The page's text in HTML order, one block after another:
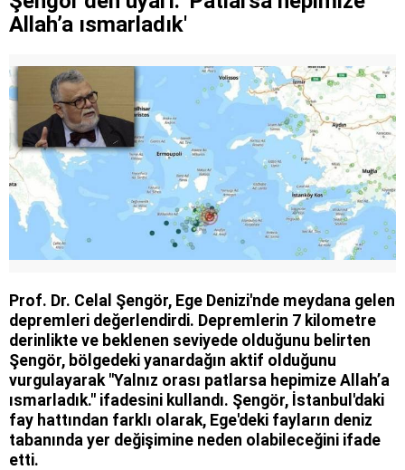
Allah’a ısmarladık'
Prof. Dr. Celal Şengör, Ege Denizi'nde meydana gelen
depremleri değerlendirdi. Depremlerin 7 kilometre
derinlikte ve beklenen seviyede olduğunu belirten
Şengör, bölgedeki yanardağın aktif olduğunu
vurgulayarak "Yalnız orası patlarsa hepimize Allah’a
ısmarladık." ifadesini kullandı. Şengör, İstanbul'daki
fay hattından farklı olarak, Ege'deki fayların deniz
tabanında yer değişimine neden olabileceğini ifade
etti.